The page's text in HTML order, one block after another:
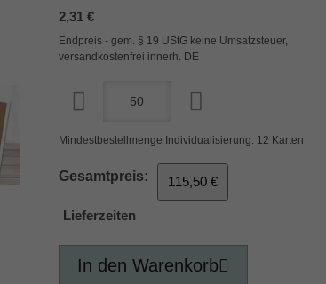
2,31 €
Endpreis - gem. § 19 UStG keine Umsatzsteuer,
versandkostenfrei innerh. DE
Mindestbestellmenge Individualisierung: 12 Karten
Gesamtpreis: 115,50 €
Lieferzeiten
In den Warenkorb